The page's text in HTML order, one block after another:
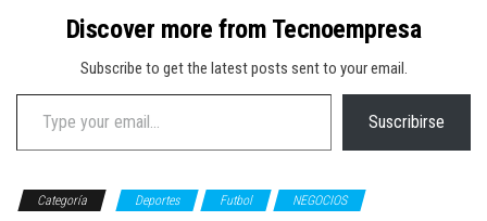
Discover more from Tecnoempresa
Subscribe to get the latest posts sent to your email.
Type your email…
Suscribirse
Categoría Deportes Futbol NEGOCIOS